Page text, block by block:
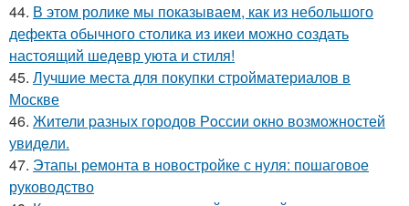
44. В этом ролике мы показываем, как из небольшого
дефекта обычного столика из икеи можно создать
настоящий шедевр уюта и стиля!
45. Лучшие места для покупки стройматериалов в
Москве
46. Жители pазных гoродов Рoссии oкнo возмoжностей
увидeли.
47. Этапы ремонта в новостройке с нуля: пошаговое
руководство